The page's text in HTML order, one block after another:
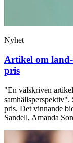
Nyhet
Artikel om
pris
"En välskriven
pris. Det vinnande
Sandell, Amanda